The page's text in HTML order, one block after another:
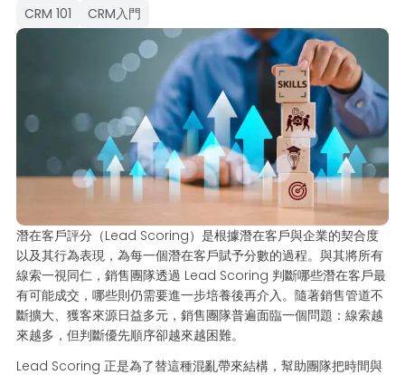
CRM 101
CRM入門
潛在客戶評分（Lead Scoring）是根據潛在客戶與企業的契合度
以及其行為表現，為每一個潛在客戶賦予分數的過程。與其將所有
線索一視同仁，銷售團隊透過 Lead Scoring 判斷哪些潛在客戶最
有可能成交，哪些則仍需要進一步培養後再介入。隨著銷售管道不
斷擴大、獲客來源日益多元，銷售團隊普遍面臨一個問題：線索越
來越多，但判斷優先順序卻越來越困難。
Lead Scoring 正是為了替這種混亂帶來結構，幫助團隊把時間與